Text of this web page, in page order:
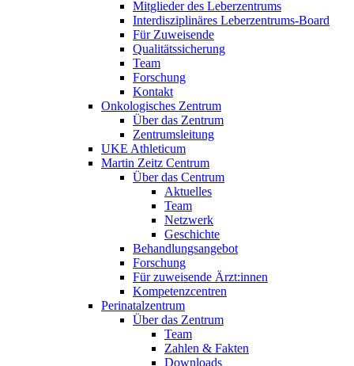
Mitglieder des Leberzentrums
Interdisziplinäres Leberzentrums-Board
Für Zuweisende
Qualitätssicherung
Team
Forschung
Kontakt
Onkologisches Zentrum
Über das Zentrum
Zentrumsleitung
UKE Athleticum
Martin Zeitz Centrum
Über das Centrum
Aktuelles
Team
Netzwerk
Geschichte
Behandlungsangebot
Forschung
Für zuweisende Ärzt:innen
Kompetenzcentren
Perinatalzentrum
Über das Zentrum
Team
Zahlen & Fakten
Downloads